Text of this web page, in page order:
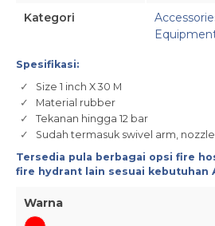
Kategori
Spesifikasi:
Size 1 inch X 30 M
Material rubber
Tekanan hingga 12 bar
Sudah termasuk swivel arm,
Tersedia pula berbagai opsi fire
fire hydrant lain sesuai kebutuhan
Warna